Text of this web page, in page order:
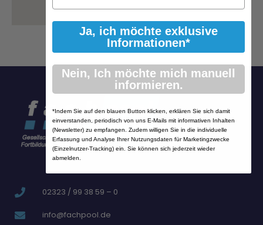
02323 / 99 38 59 – 0
info@fachpool.de
Ja, ich möchte exklusive
Informationen*
Nein, Ich möchte mich manuell
informieren.
*Indem Sie auf den blauen Button klicken, erklären Sie sich damit
einverstanden, periodisch von uns E-Mails mit informativen Inhalten
(Newsletter) zu empfangen. Zudem willigen Sie in die individuelle
Erfassung und Analyse Ihrer Nutzungsdaten für Marketingzwecke
(Einzelnutzer-Tracking) ein. Sie können sich jederzeit wieder
abmelden.